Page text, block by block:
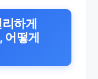
하게
어떻게